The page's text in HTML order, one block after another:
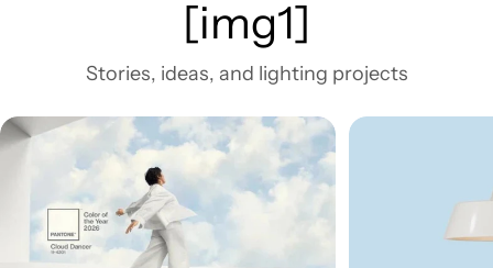
[img1]
Stories, ideas, and lighting projects